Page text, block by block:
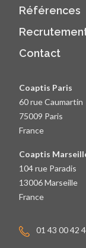
Références
Contact
Coaptis Paris
60 rue Caumartin
75009 Paris
France
Coaptis
104 rue Paradis
13006 Marseille
France
01 43 00 42